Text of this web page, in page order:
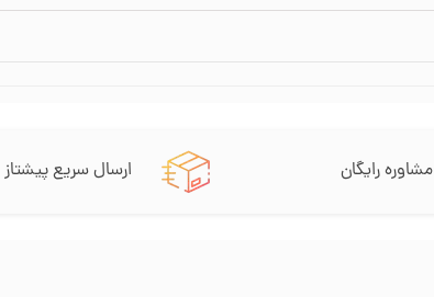
مشاوره رایگان ارسال سریع پیشتاز